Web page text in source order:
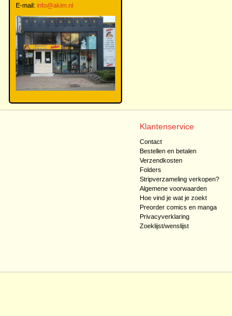
E-mail: info@akim.nl
Klantenservice
Contact
Bestellen en betalen
Verzendkosten
Folders
Stripverzameling verkopen?
Algemene voorwaarden
Hoe vind je wat je zoekt
Preorder comics en manga
Privacyverklaring
Zoeklijst/wenslijst